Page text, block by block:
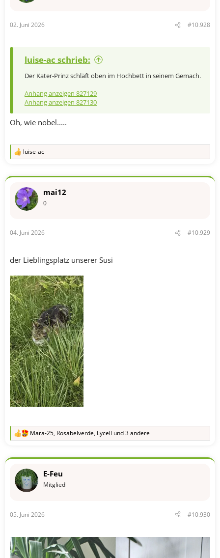
:
02. Juni 2026 #10.928
luise-ac schrieb:
Der Kater-Prinz schläft oben im Hochbett in seinem Gemach.
Anhang anzeigen 827129
Anhang anzeigen 827130
Oh, wie nobel.....
R
k
o
:
luise-ac
mai12
0
04. Juni 2026 #10.929
der Lieblingsplatz unserer Susi
R
k
o
:
Mara-25, Rosabelverde, Lycell und 3 andere
E-Feu
Mitglied
05. Juni 2026 #10.930